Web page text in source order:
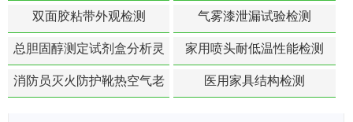
度-硬质塑料材料检测
双面胶粘带外观检测 气雾漆泄漏试验检测
总胆固醇测定试剂盒分析灵
敏度检测
家用喷头耐低温性能检测
消防员灭火防护靴热空气老
医用家具结构检测